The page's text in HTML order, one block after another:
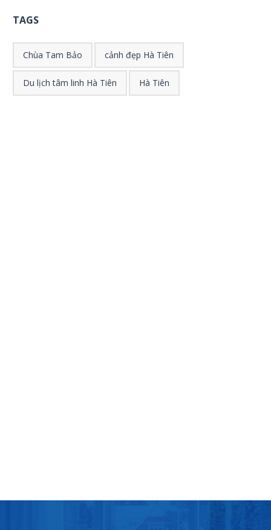
TAGS
Chùa Tam Bảo cảnh đẹp Hà Tiên
Du lịch tâm linh Hà Tiên Hà Tiên